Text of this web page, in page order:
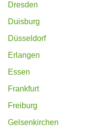
Dresden
Duisburg
Düsseldorf
Erlangen
Essen
Frankfurt
Freiburg
Gelsenkirchen